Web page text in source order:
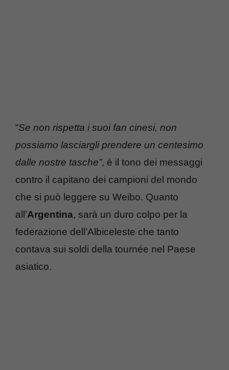
“Se non rispetta i suoi fan cinesi, non
possiamo lasciargli prendere un centesimo
dalle nostre tasche”, è il tono dei messaggi
contro il capitano dei campioni del mondo
che si può leggere su Weibo. Quanto
all’Argentina, sarà un duro colpo per la
federazione dell’Albiceleste che tanto
contava sui soldi della tournée nel Paese
asiatico.